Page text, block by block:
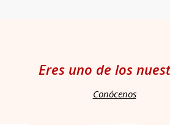
Eres uno de los
Conócenos